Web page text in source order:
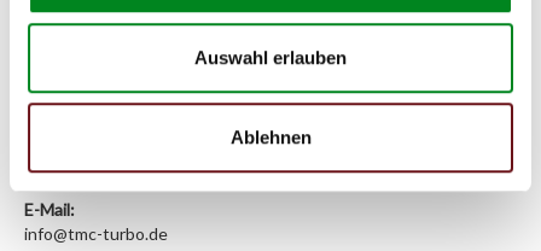
Auswahl erlauben
Ablehnen
Person
Unternehmensname:
TMC Turbolader Manufaktur Coesfeld
Am Wasserturm 55, Coesfeld, NRW, 48653, DE
E-Mail:
info@tmc-turbo.de